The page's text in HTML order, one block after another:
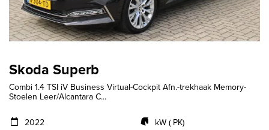
Skoda Superb
Combi 1.4 TSI iV Business Virtual-Cockpit Afn.-trekhaak Memory-
Stoelen Leer/Alcantara C...
2022
kW ( PK)